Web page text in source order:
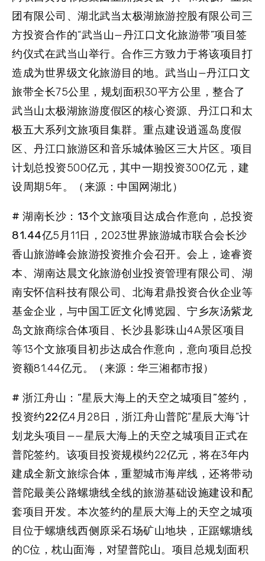
团有限公司、湖北武当太极湖旅游控股有限公司三
方投资合作的“武当山—丹江口文化旅游带”项目签
约仪式在武当山举行。合作三方致力于将该项目打
造成为世界级文化旅游目的地。武当山—丹江口文
旅带全长75公里，规划面积30平方公里，整合了
武当山太极湖旅游度假区的核心资源、丹江口和太
极五大系列文旅项目集群。重点建设逍遥岛度假
区、丹江口旅游区和音乐城体验区三大片区。项目
计划总投资500亿元，其中一期投资300亿元，建
设周期5年。（来源：中国网湖北）
# 湖南长沙：13个文旅项目达成合作意向，总投资
81.44亿5月11日，2023世界旅游城市联合会长沙
香山旅游峰会旅游投资推介会召开。会上，途睿资
本、湖南达晨文化旅游创业投资管理有限公司、湖
南安怀信科技有限公司、北海君鼎投资合伙企业等
基金企业，与中国工匠文化博览园、宁乡灰汤紫龙
岛文旅商综合体项目、长沙县影珠山4A景区项目
等13个文旅项目初步达成合作意向，意向项目总投
资额81.44亿元。（来源：华三湘都市报）
# 浙江舟山：“星辰大海上的天空之城项目”签约，
投资约22亿4月28日，浙江舟山普陀“星辰大海”计
划龙头项目——星辰大海上的天空之城项目正式在
普陀签约。该项目投资规模约22亿元，将在3年内
建成全新文旅综合体，重塑城市海岸线，还将带动
普陀最美公路螺塘线全线的旅游基础设施建设和配
套项目开发。本次签约的星辰大海上的天空之城项
目位于螺塘线西侧原采石场矿山地块，正踞螺塘线
的C位，枕山面海，对望普陀山。项目总规划面积